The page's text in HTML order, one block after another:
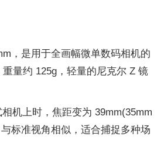
，是用于全画幅微单数码相机的
量约 125g，轻量的尼克尔 Z 镜
机上时，焦距变为 39mm(35mm
标准视角相似，适合捕捉多种场